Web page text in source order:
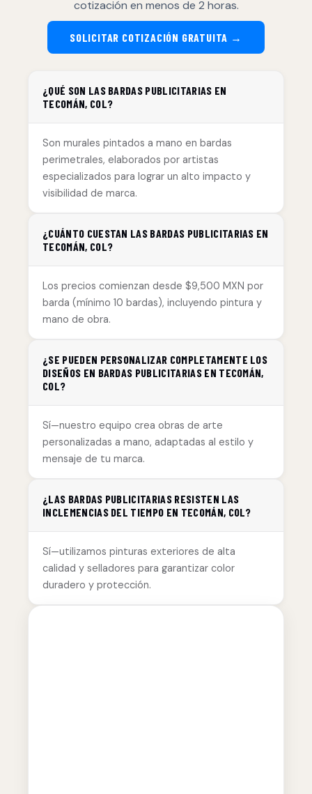
cotización en menos de 2 horas.
SOLICITAR COTIZACIÓN GRATUITA →
¿QUÉ SON LAS BARDAS PUBLICITARIAS EN
TECOMÁN, COL?
Son murales pintados a mano en bardas
perimetrales, elaborados por artistas
especializados para lograr un alto impacto y
visibilidad de marca.
¿CUÁNTO CUESTAN LAS BARDAS PUBLICITARIAS EN
TECOMÁN, COL?
Los precios comienzan desde $9,500 MXN por
barda (mínimo 10 bardas), incluyendo pintura y
mano de obra.
¿SE PUEDEN PERSONALIZAR COMPLETAMENTE LOS
DISEÑOS EN BARDAS PUBLICITARIAS EN TECOMÁN,
COL?
Sí—nuestro equipo crea obras de arte
personalizadas a mano, adaptadas al estilo y
mensaje de tu marca.
¿LAS BARDAS PUBLICITARIAS RESISTEN LAS
INCLEMENCIAS DEL TIEMPO EN TECOMÁN, COL?
Sí—utilizamos pinturas exteriores de alta
calidad y selladores para garantizar color
duradero y protección.